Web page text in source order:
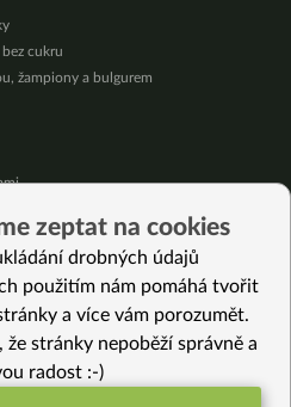
cukru
žampiony a bulgurem
zeptat na cookies
drobných údajů
použitím nám pomáhá tvořit
a více vám porozumět.
že stránky nepoběží správně a
radost :-)